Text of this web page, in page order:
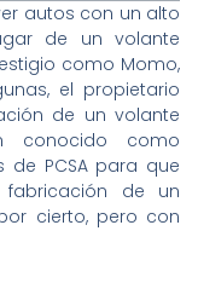
autos con un alto
de un volante
como Momo,
el propietario
de un volante
conocido como
PCSA para que
de un
cierto, pero con